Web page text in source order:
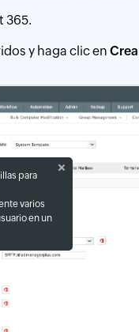
365.
y haga clic en
para
varios
en un